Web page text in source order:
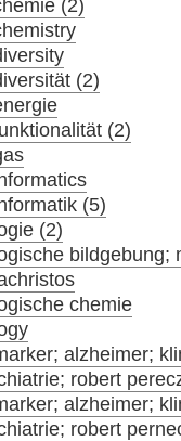
(2)
(2)
(2)
(5)
(2)
bildgebung;
chemie
alzheimer;
robert
alzheimer;
robert